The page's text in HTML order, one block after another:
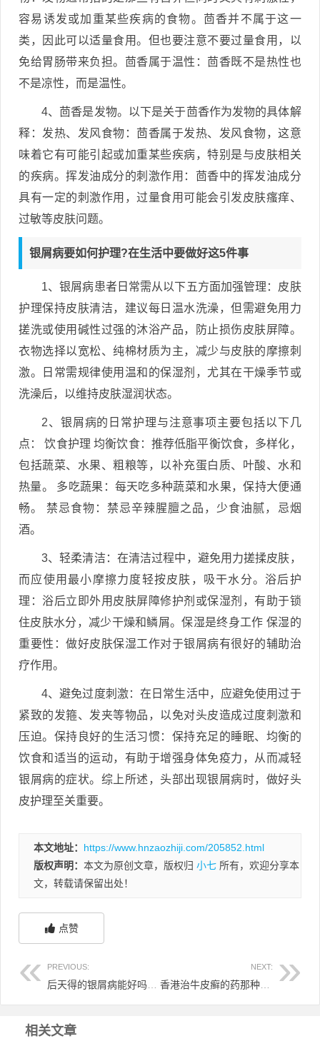
容易诱发或加重某些疾病的食物。茴香并不属于这一
类，因此可以适量食用。但也要注意不要过量食用，以
免给胃肠带来负担。茴香属于温性：茴香既不是热性也
不是凉性，而是温性。
4、茴香是发物。以下是关于茴香作为发物的具体解
释：发热、发风食物：茴香属于发热、发风食物，这意
味着它有可能引起或加重某些疾病，特别是与皮肤相关
的疾病。挥发油成分的刺激作用：茴香中的挥发油成分
具有一定的刺激作用，过量食用可能会引发皮肤瘙痒、
过敏等皮肤问题。
银屑病要如何护理?在生活中要做好这5件事
1、银屑病患者日常需从以下五方面加强管理：皮肤
护理保持皮肤清洁，建议每日温水洗澡，但需避免用力
搓洗或使用碱性过强的沐浴产品，防止损伤皮肤屏障。
衣物选择以宽松、纯棉材质为主，减少与皮肤的摩擦刺
激。日常需规律使用温和的保湿剂，尤其在干燥季节或
洗澡后，以维持皮肤湿润状态。
2、银屑病的日常护理与注意事项主要包括以下几
点： 饮食护理 均衡饮食：推荐低脂平衡饮食，多样化，
包括蔬菜、水果、粗粮等，以补充蛋白质、叶酸、水和
热量。 多吃蔬果：每天吃多种蔬菜和水果，保持大便通
畅。 禁忌食物：禁忌辛辣腥膻之品，少食油腻，忌烟
酒。
3、轻柔清洁：在清洁过程中，避免用力搓揉皮肤，
而应使用最小摩擦力度轻按皮肤，吸干水分。浴后护
理：浴后立即外用皮肤屏障修护剂或保湿剂，有助于锁
住皮肤水分，减少干燥和鳞屑。保湿是终身工作 保湿的
重要性：做好皮肤保湿工作对于银屑病有很好的辅助治
疗作用。
4、避免过度刺激：在日常生活中，应避免使用过于
紧致的发箍、发夹等物品，以免对头皮造成过度刺激和
压迫。保持良好的生活习惯：保持充足的睡眠、均衡的
饮食和适当的运动，有助于增强身体免疫力，从而减轻
银屑病的症状。综上所述，头部出现银屑病时，做好头
皮护理至关重要。
本文地址： https://www.hnzaozhiji.com/205852.html
版权声明： 本文为原创文章，版权归 小七 所有，欢迎分享本
文，转载请保留出处！
点赞
PREVIOUS: NEXT:
香港治牛皮癣的药那种好 牛皮癣 香港
相关文章